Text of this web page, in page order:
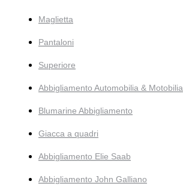
Maglietta
Pantaloni
Superiore
Abbigliamento Automobilia & Motobilia
Blumarine Abbigliamento
Giacca a quadri
Abbigliamento Elie Saab
Abbigliamento John Galliano